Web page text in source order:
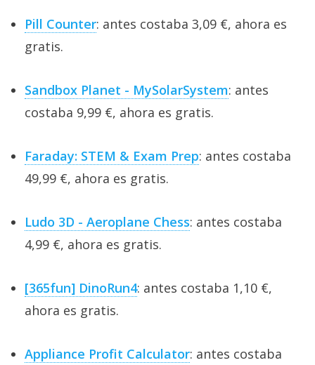
Pill Counter: antes costaba 3,09 €, ahora es
gratis.
Sandbox Planet - MySolarSystem: antes
costaba 9,99 €, ahora es gratis.
Faraday: STEM & Exam Prep: antes costaba
49,99 €, ahora es gratis.
Ludo 3D - Aeroplane Chess: antes costaba
4,99 €, ahora es gratis.
[365fun] DinoRun4: antes costaba 1,10 €,
ahora es gratis.
Appliance Profit Calculator: antes costaba